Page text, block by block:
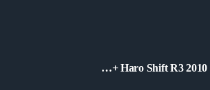
Haro Shift R3 2010 +…